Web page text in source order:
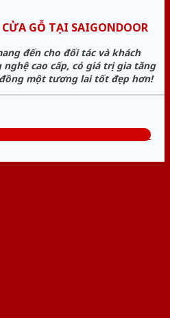
GỖ TẠI SAIGONDOOR
đến cho đối tác và khách
cao cấp, có giá trị gia tăng
một tương lai tốt đẹp hơn!
tư vấn miễn phí: 0824.400.400